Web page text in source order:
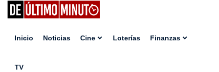
Inicio Noticias Cine Loterías Finanzas
TV